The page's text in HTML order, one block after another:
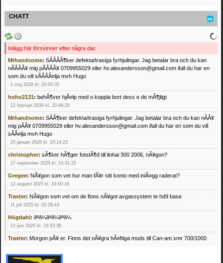
CHATT
Inlägg här försvinner efter några dar.
Mrhandsome: SÃÂÃÂ¶ker defekta/trasiga fyrhjulingar. Jag betalar bra och du kan
nÃÂÃÂ¥ mig pÃÂÃÂ¥ 0709955029 eller hv.alexandersson@gmail.com ifall du har en
som du vill sÃÂÃÂ¤lja mvh Hugo
1 maj 2026 kl. 20:00:35
hoho2131: behÃ¶ver hjÃ¤lp med o koppla bort dess e de mÃ¶jligt
12 februari 2026 kl. 20:46:20
Mrhandsome: SÃÂ¶ker defekta/trasiga fyrhjulingar. Jag betalar bra och du kan nÃÂ¥
mig pÃÂ¥ 0709955029 eller hv.alexandersson@gmail.com ifall du har en som du vill
sÃÂ¤lja mvh Hugo
25 januari 2026 kl. 10:14:23
christopher: sÃ¶ker hÃ¶ger fotstÃ¶d till linhai 300 2006, nÃ¥gon?
17 september 2025 kl. 14:31:25
Gregee: NÃ¥gon som vet hur man fÃ¥r sitt konto med inlÃ¤gg raderat?
12 augusti 2025 kl. 19:00:16
Traxter: NÃ¥gon som vet om de finns nÃ¥got avgassystem te hd9 base
11 juli 2025 kl. 22:28:43
Högdahl: ðªð¼ðªð¼ðªð¼
12 juni 2025 kl. 23:53:36
Traxter: Morgon pÃ¥ er. Finns det nÃ¥gra hÃ¤ftiga mods till Can-am xmr 700/1000
Mrhandsome:SÃ¶ker defekta/trasiga fyrhjulingar. Jag betalar bra och du kan nÃ¥ mig